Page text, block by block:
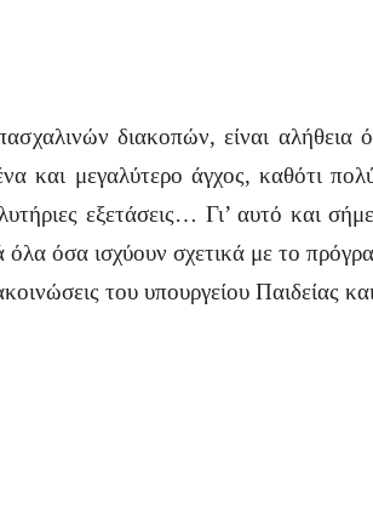
διακοπών, είναι αλήθεια
και μεγαλύτερο άγχος, καθότι
εξετάσεις… Γι’ αυτό και
όλα όσα ισχύουν σχετικά με το
του υπουργείου Παιδείας